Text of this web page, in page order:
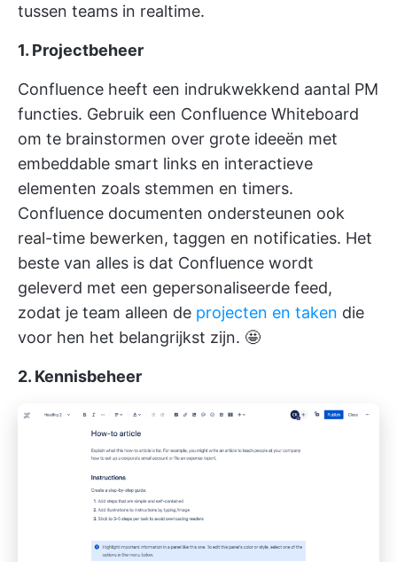
tussen teams in realtime.
1. Projectbeheer
Confluence heeft een indrukwekkend aantal PM
functies. Gebruik een Confluence Whiteboard
om te brainstormen over grote ideeën met
embeddable smart links en interactieve
elementen zoals stemmen en timers.
Confluence documenten ondersteunen ook
real-time bewerken, taggen en notificaties. Het
beste van alles is dat Confluence wordt
geleverd met een gepersonaliseerde feed,
zodat je team alleen de projecten en taken die
voor hen het belangrijkst zijn. 🤩
2. Kennisbeheer